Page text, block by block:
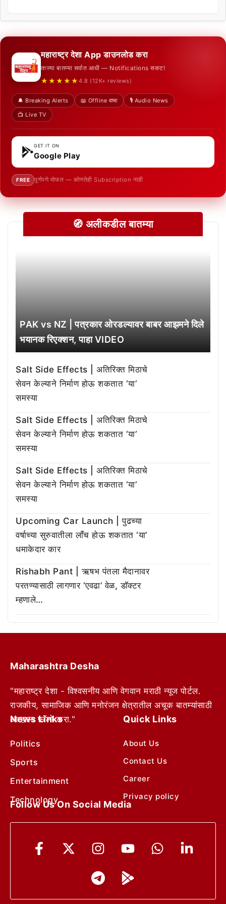
महाराष्ट्र देशा App डाउनलोड करा
ताज्या बातम्या सर्वात आधी — Notifications सकट!
★★★★★ 4.8 (12K+ reviews)
🔔 Breaking Alerts 📖 Offline वाचा
🎙️ Audio News
📺 Live TV
GET IT ON
Google Play
FREE पूर्णपणे मोफत — कोणतेही Subscription नाही
🧭 अलीकडील बातम्या
PAK vs NZ | पत्रकार ओरडल्यावर बाबर आझमने दिले
भयानक रिएक्शन, पाहा VIDEO
Salt Side Effects | अतिरिक्त मिठाचे
सेवन केल्याने निर्माण होऊ शकतात ‘या’
समस्या
Salt Side Effects | अतिरिक्त मिठाचे
सेवन केल्याने निर्माण होऊ शकतात ‘या’
समस्या
Salt Side Effects | अतिरिक्त मिठाचे
सेवन केल्याने निर्माण होऊ शकतात ‘या’
समस्या
Upcoming Car Launch | पुढच्या
वर्षाच्या सुरुवातीला लाँच होऊ शकतात ‘या’
धमाकेदार कार
Rishabh Pant | ऋषभ पंतला मैदानावर
परतण्यासाठी लागणार ‘एवढा’ वेळ, डॉक्टर
म्हणाले…
Maharashtra Desha
"महाराष्ट्र देशा - विश्वसनीय आणि वेगवान मराठी न्यूज पोर्टल.
राजकीय, सामाजिक आणि मनोरंजन क्षेत्रातील अचूक बातम्यांसाठी
आम्हाला फॉलो करा."
News Links
Politics
Sports
Entertainment
Technology
Quick Links
About Us
Contact Us
Career
Privacy policy
Follow Us On Social Media